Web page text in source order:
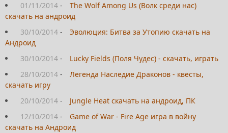
01/11/2014 -
The Wolf Among Us (Волк среди нас)
скачать на андроид
30/10/2014 -
Эволюция: Битва за Утопию скачать на
Андроид
30/10/2014 -
Lucky Fields (Поля Чудес) - скачать, играть
28/10/2014 -
Легенда Наследие Драконов - квесты,
скачать игру
20/10/2014 -
Jungle Heat скачать на андроид, ПК
12/10/2014 -
Game of War - Fire Age игра в войну
скачать на Андроид